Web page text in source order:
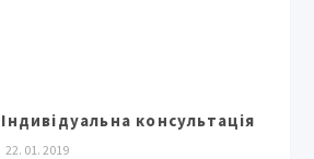
Індивідуальна консультація
22. 01. 2019